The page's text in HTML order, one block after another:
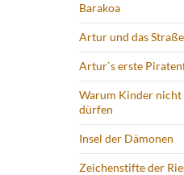
Barakoa
Artur und das
Artur`s erste
Warum Kinder
dürfen
Insel der Dämonen
Zeichenstifte der